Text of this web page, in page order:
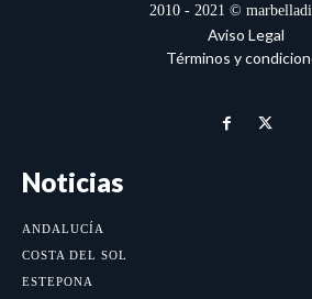
2010 - 2021 ©
Aviso Legal
Términos y
Noticias
ANDALUCÍA
COSTA DEL SOL
ESTEPONA